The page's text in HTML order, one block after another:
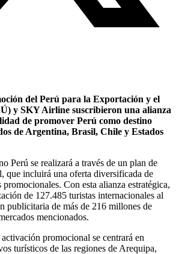
del Perú para la Exportación y el
y SKY Airline suscribieron una alianza
de promover Perú como destino
de Argentina, Brasil, Chile y Estados
Perú se realizará a través de un plan de
que incluirá una oferta diversificada de
promocionales. Con esta alianza estratégica,
de 127.485 turistas internacionales al
publicitaria de más de 216 millones de
mencionados.
promocional se centrará en
turísticos de las regiones de Arequipa,